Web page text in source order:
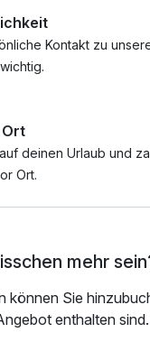
Kontakt zu
deinen Urlaub und
Ort.
mehr
können Sie
enthalten sind.